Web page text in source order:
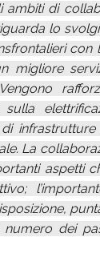
ambiti di
lo
con
migliore
sulla
La
aspetti
numero dei